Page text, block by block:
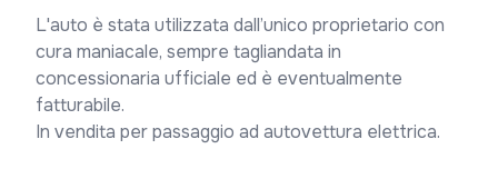
L'auto è stata utilizzata dall’unico proprietario con
cura maniacale, sempre tagliandata in
concessionaria ufficiale ed è eventualmente
fatturabile.
In vendita per passaggio ad autovettura elettrica.